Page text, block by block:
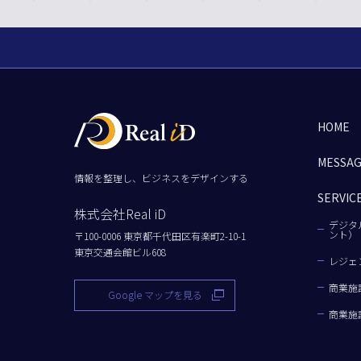
情報を整理し、ビジネスをデザインする
株式会社Real iD
〒100-0006 東京都千代田区有楽町2-10-1
東京交通会館ビル608
Google マップを見る
HOME
デジ
ント）
レジ
商業施
商業施